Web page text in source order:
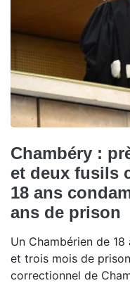
Chambéry :
et deux fusils
18 ans
ans de prison
Un Chambérien de
et trois mois de
correctionnel de